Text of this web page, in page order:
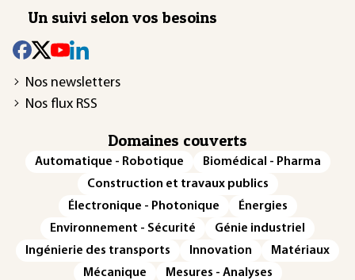
Un suivi selon vos besoins
Nos newsletters
Nos flux RSS
Domaines couverts
Automatique - Robotique
Biomédical - Pharma
Construction et travaux publics
Électronique - Photonique
Énergies
Environnement - Sécurité
Génie industriel
Ingénierie des transports
Innovation
Matériaux
Mécanique
Mesures - Analyses